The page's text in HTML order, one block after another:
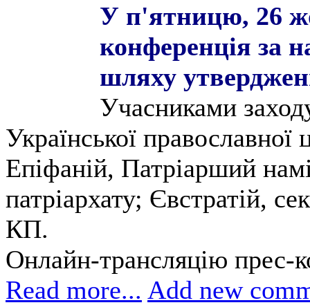
У п'ятницю, 26
конференція за
шляху
Учасниками
Української православної
Епіфаній, Патріарший
патріархату; Євстратій,
КП.
Онлайн-трансляцію прес-
Read more... Add new